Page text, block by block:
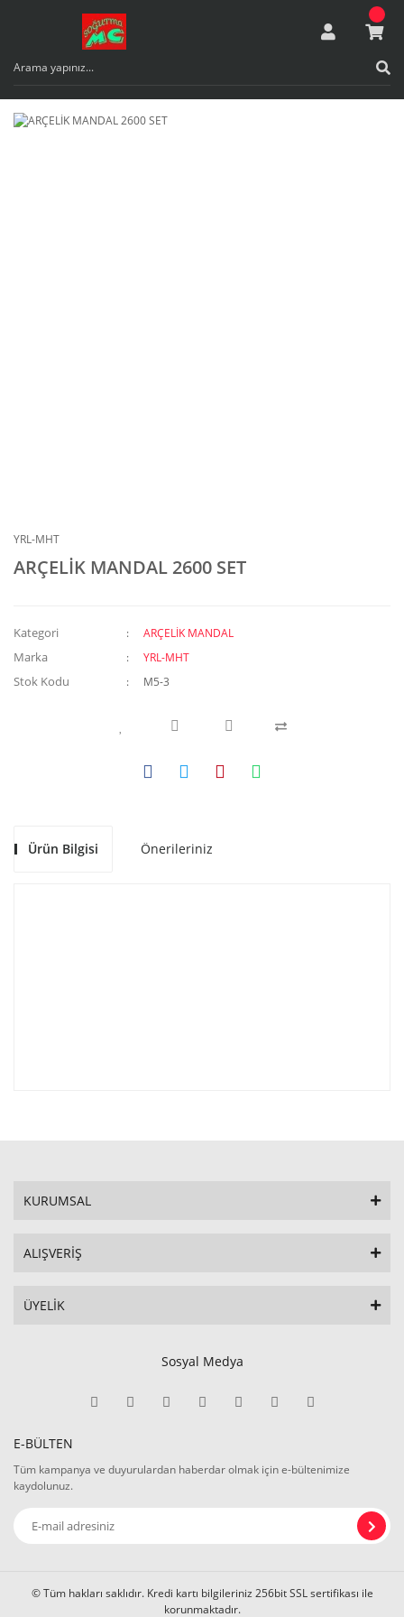
YRL-MHT
ARÇELİK MANDAL 2600 SET
Kategori ARÇELİK MANDAL
Marka YRL-MHT
Stok Kodu M5-3
Ürün Bilgisi Önerileriniz
KURUMSAL
ALIŞVERİŞ
ÜYELİK
Sosyal Medya
E-BÜLTEN
Tüm kampanya ve duyurulardan haberdar olmak için e-bültenimize
kaydolunuz.
© Tüm hakları saklıdır. Kredi kartı bilgileriniz 256bit SSL sertifikası ile
korunmaktadır.